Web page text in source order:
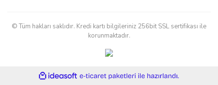
© Tüm hakları saklıdır. Kredi kartı bilgileriniz 256bit SSL sertifikası ile
korunmaktadır.
ideasoft
e-